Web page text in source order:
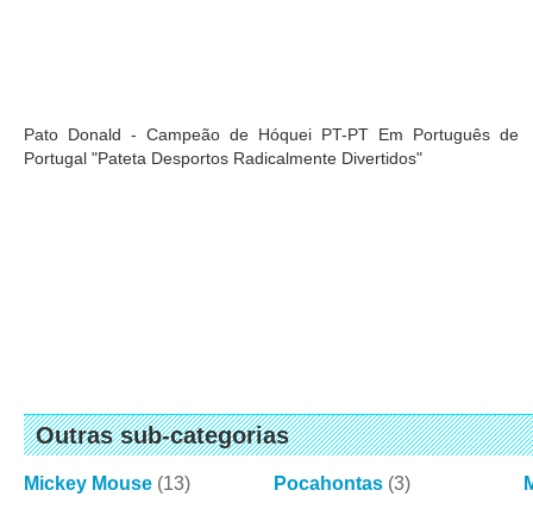
Pato Donald - Campeão de Hóquei PT-PT Em Português de
Portugal "Pateta Desportos Radicalmente Divertidos"
Outras sub-categorias
Mickey Mouse (13) Pocahontas (3)